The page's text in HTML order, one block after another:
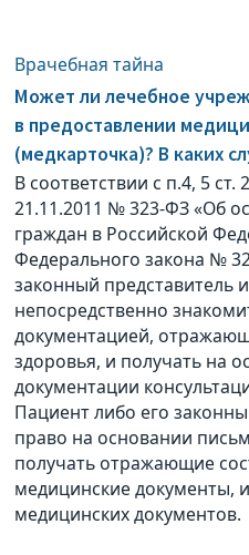
Врачебная тайна
Может ли лечебное
в предоставлении
(медкарточка)? В каких
В соответствии с п.4, 5
21.11.2011 № 323-ФЗ «Об
граждан в Российской
Федерального закона №
законный представитель
непосредственно
документацией,
здоровья, и получать на
документации
Пациент либо его
право на основании
получать отражающие
медицинские документы,
медицинских документов.